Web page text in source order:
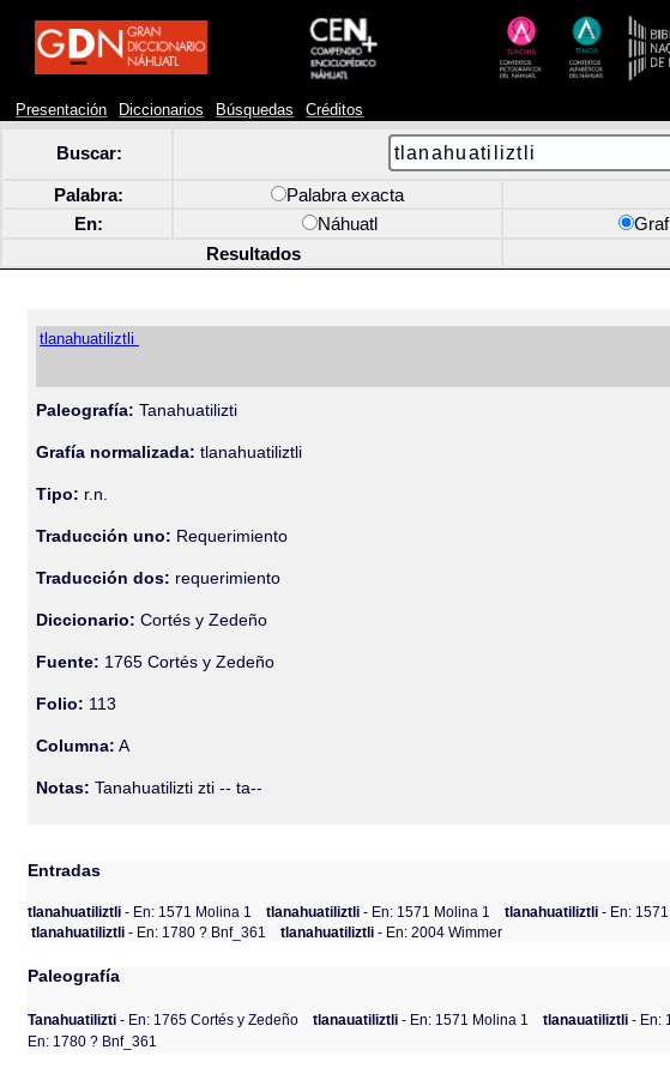
Presentación Diccionarios Búsquedas Créditos
Buscar:
Palabra: Palabra exacta
En:
Náhuatl
Resultados
tlanahuatiliztli
Paleografía: Tanahuatilizti
Grafía normalizada: tlanahuatiliztli
Tipo: r.n.
Traducción uno: Requerimiento
Traducción dos: requerimiento
Diccionario:Cortés y Zedeño
Fuente: 1765 Cortés y Zedeño
Folio: 113
Columna: A
Notas: Tanahuatilizti zti -- ta--
Entradas
tlanahuatiliztli- En: 1571 Molina 1 tlanahuatiliztli- En: 1571 Molina 1 tlanahuatiliztli- En:
tlanahuatiliztli- En: 1780 ? Bnf_361 tlanahuatiliztli- En: 2004 Wimmer
Paleografía
Tanahuatilizti - En: 1765 Cortés y Zedeño tlanauatiliztli - En: 1571 Molina 1 tlanauatiliztli - En:
En: 1780 ? Bnf_361